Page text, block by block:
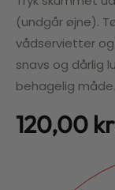
(undgår øjne).
vådservietter
snavs og dårlig
behagelig måde.
120,00